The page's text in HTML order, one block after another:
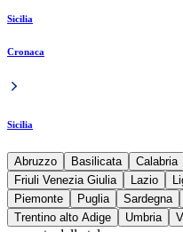
Sicilia
Cronaca
Sicilia
Abruzzo Basilicata Calabria
Friuli Venezia Giulia
Lazio
Piemonte
Puglia Sardegna
Trentino alto Adige
Umbria